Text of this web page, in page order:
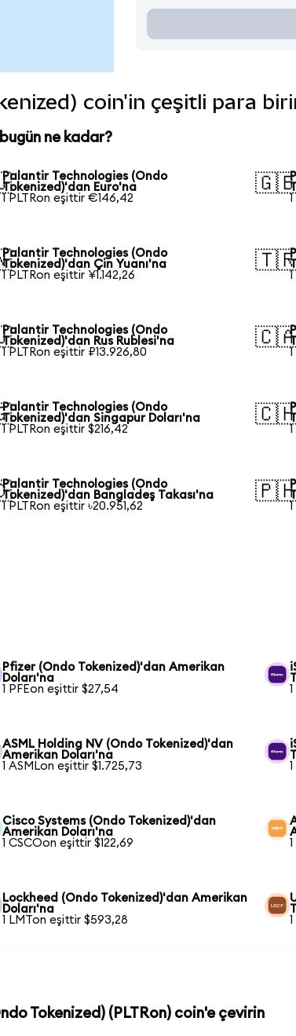
coin'in çeşitli para
ne kadar?
Palantir Technologies (Ondo
Tokenized)'dan Euro'na
1 PLTRon eşittir €146,42
Palantir Technologies (Ondo
Tokenized)'dan Çin Yuanı'na
1 PLTRon eşittir ¥1.142,26
Palantir Technologies (Ondo
Tokenized)'dan Rus Rublesi'na
1 PLTRon eşittir ₽13.926,80
Palantir Technologies (Ondo
Tokenized)'dan Singapur Doları'na
1 PLTRon eşittir $216,42
Palantir Technologies (Ondo
Tokenized)'dan Bangladeş Takası'na
1 PLTRon eşittir ৳20.951,62
Pfizer (Ondo Tokenized)'dan Amerikan
Doları'na
1 PFEon eşittir $27,54
ASML Holding NV (Ondo Tokenized)'dan
Amerikan Doları'na
1 ASMLon eşittir $1.725,73
Cisco Systems (Ondo Tokenized)'dan
Amerikan Doları'na
1 CSCOon eşittir $122,69
Lockheed (Ondo Tokenized)'dan Amerikan
Doları'na
1 LMTon eşittir $593,28
Tokenized) (PLTRon) coin'e çevirin